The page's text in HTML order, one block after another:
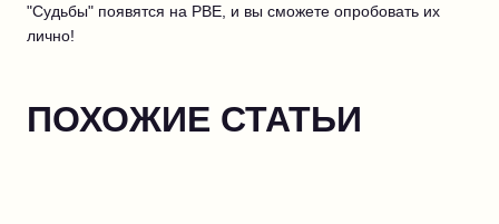
"Судьбы" появятся на PBE, и вы сможете опробовать их
лично!
ПОХОЖИЕ СТАТЬИ